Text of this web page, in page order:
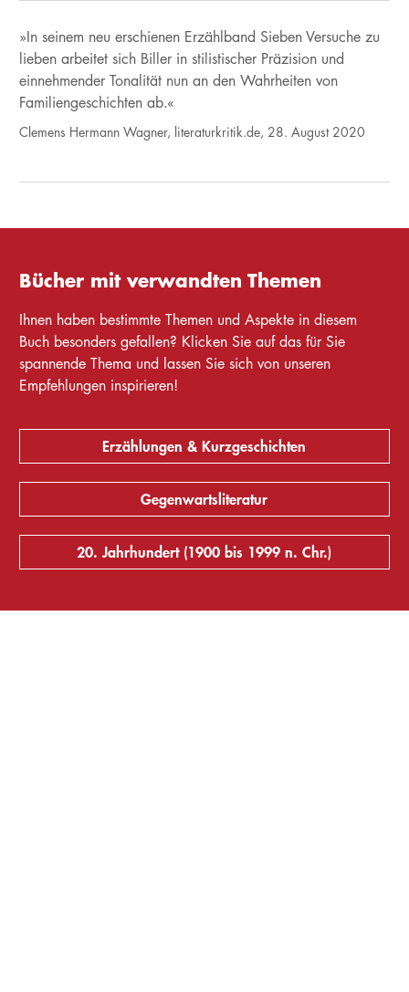
»In seinem neu erschienen Erzählband Sieben Versuche zu
lieben arbeitet sich Biller in stilistischer Präzision und
einnehmender Tonalität nun an den Wahrheiten von
Familiengeschichten ab.«
Clemens Hermann Wagner, literaturkritik.de, 28. August 2020
Bücher mit verwandten Themen
Ihnen haben bestimmte Themen und Aspekte in diesem
Buch besonders gefallen? Klicken Sie auf das für Sie
spannende Thema und lassen Sie sich von unseren
Empfehlungen inspirieren!
Erzählungen & Kurzgeschichten
Gegenwartsliteratur
20. Jahrhundert (1900 bis 1999 n. Chr.)